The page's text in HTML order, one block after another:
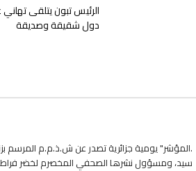
الرئيس تبون يتلقى
دول شقيقة وصديقة
.المؤشر" يومية جزائرية تصدر عن ش.ذ.م.م المرسم
سيد، ومسؤول نشرها الصحفي المخصرم لخضر فراط"